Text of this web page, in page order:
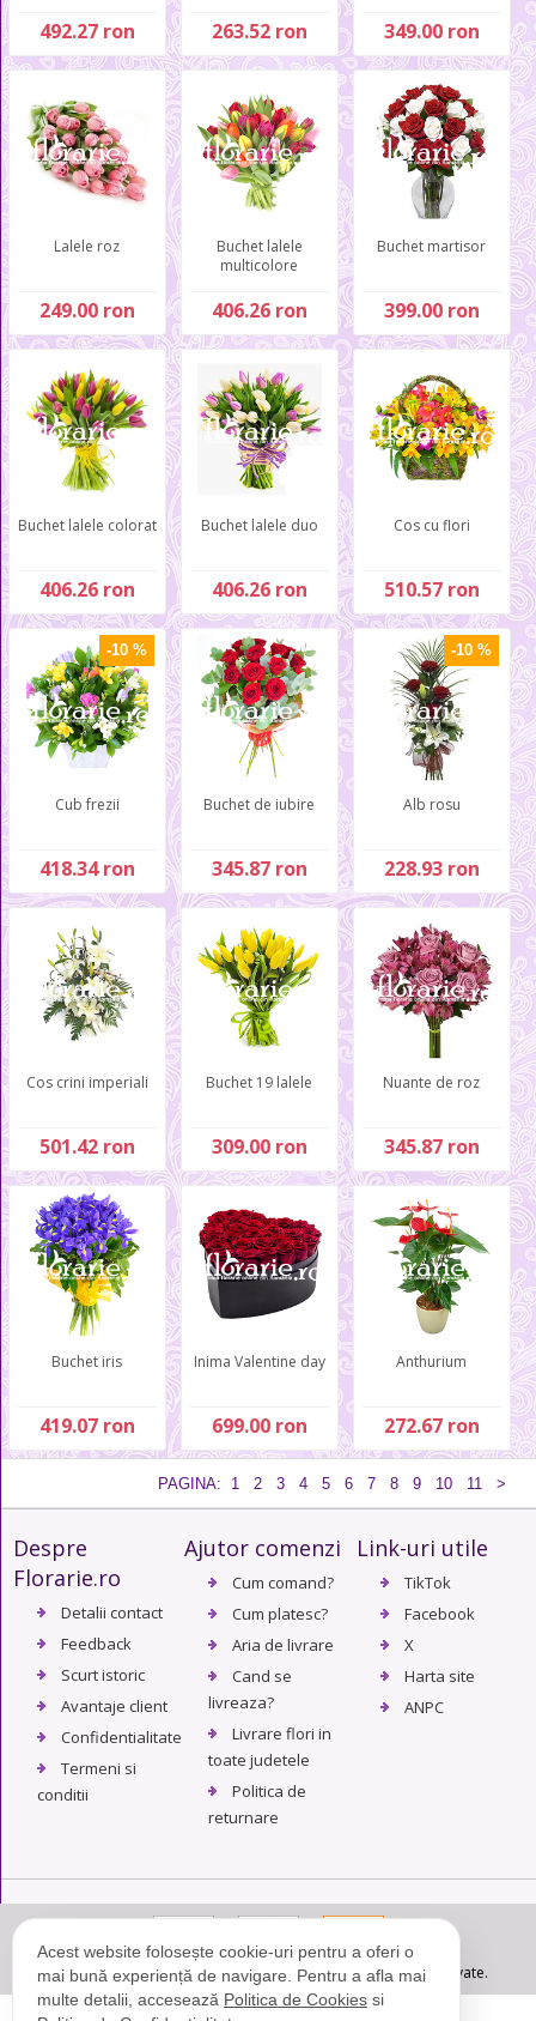
492.27 ron 263.52 ron 349.00 ron
Lalele roz
249.00 ron
Buchet lalele
multicolore
406.26 ron
Buchet martisor
399.00 ron
Buchet lalele colorat
406.26 ron
Buchet lalele duo
406.26 ron
Cos cu flori
510.57 ron
-10 %
Cub frezii
418.34 ron
Buchet de iubire
345.87 ron
-10 %
Alb rosu
228.93 ron
Cos crini imperiali
501.42 ron
Buchet 19 lalele
309.00 ron
Nuante de roz
345.87 ron
Buchet iris
419.07 ron
Inima Valentine day
699.00 ron
Anthurium
272.67 ron
PAGINA: 1 2 3 4 5 6 7 8 9 10 11 >
Despre
Florarie.ro
Detalii contact
Feedback
Scurt istoric
Avantaje client
Confidentialitate
Termeni si
conditii
Ajutor comenzi
Cum comand?
Cum platesc?
Aria de livrare
Cand se
livreaza?
Livrare flori in
toate judetele
Politica de
returnare
Link-uri utile
TikTok
Facebook
X
Harta site
ANPC
© Copyright 2004 - 2026. Florarie.ro - Toate drepturile rezervate.
Acest website folosește cookie-uri pentru a oferi o
mai bună experiență de navigare. Pentru a afla mai
multe detalii, accesează Politica de Cookies si